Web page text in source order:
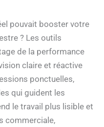
pouvait booster votre
? Les outils
de la performance
claire et réactive
ponctuelles,
qui guident les
le travail plus lisible et
commerciale,